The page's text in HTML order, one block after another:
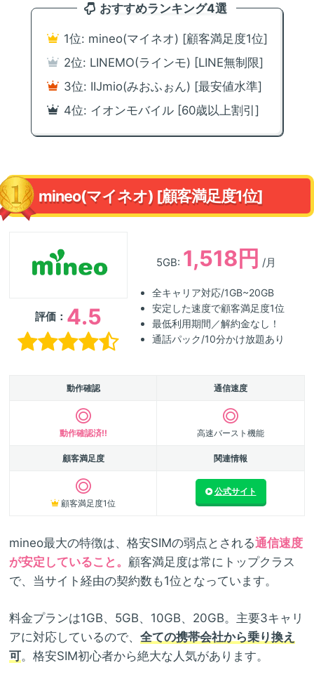
おすすめランキング4選
1位: mineo(マイネオ) [顧客満足度1位]
2位: LINEMO(ラインモ) [LINE無制限]
3位: IIJmio(みおふぉん) [最安値水準]
4位: イオンモバイル [60歳以上割引]
mineo(マイネオ) [顧客満足度1位]
評価： 4.5
5GB: 1,518円 /月
全キャリア対応/1GB~20GB
安定した速度で顧客満足度1位
最低利用期間／解約金なし！
通話パック/10分かけ放題あり
動作確認 通信速度
動作確認済!! 高速バースト機能
顧客満足度 関連情報
顧客満足度1位
公式サイト
mineo最大の特徴は、格安SIMの弱点とされる通信速度
が安定していること。 顧客満足度は常にトップクラス
で、当サイト経由の契約数も1位となっています。
料金プランは1GB、5GB、10GB、20GB。主要3キャリ
アに対応しているので、 全ての携帯会社から乗り換え
可。格安SIM初心者から絶大な人気があります。